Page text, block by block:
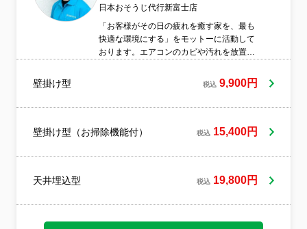
ていて高品質なサービスを手頃な価格で提
具合が発生した場合でも、迅速に対応でき
る保証制度が整っています。リピーター様
が多く安心して利用していただけます。お
は「来た時より美しく」をモットーにエア
番や設置高さ、設置場所、エアコン真下の
をお伺いしております。これは、当日スム
す。まずは体験、ご相談ください！！
日本おそうじ代行新富士店
「お客様がその日の疲れを癒す家を、最も
快適な環境にする」をモットーに活動して
おります。エアコンのカビや汚れを放置し
こす可能性があります。少しでも気になっ
たらエアコンクリーニングをおススメしま
壁掛け型 税込 9,900円
壁掛け型（お掃除機能付） 税込 15,400円
天井埋込型 税込 19,800円